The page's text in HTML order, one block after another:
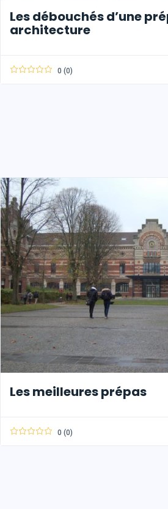
Les débouchés d’une
architecture
0 (0)
Les meilleures prépas
0 (0)